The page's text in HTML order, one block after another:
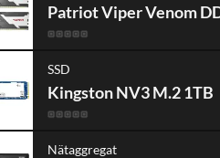
Patriot Viper Venom
SSD
Kingston NV3 M.2 1TB
Nätaggregat